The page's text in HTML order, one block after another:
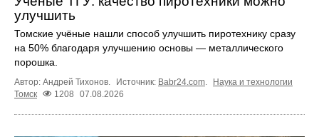
улучшить
Томские учёные нашли способ улучшить пиротехнику сразу
на 50% благодаря улучшению основы — металлического
порошка.
Автор: Андрей Тихонов. Источник: Babr24.com.
Наука и технологии
Томск
1208 07.08.2026